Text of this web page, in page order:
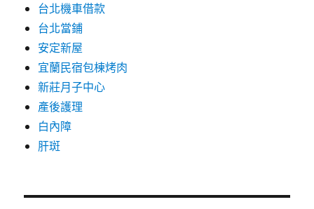
台北機車借款
台北當鋪
安定新屋
宜蘭民宿包棟烤肉
新莊月子中心
產後護理
白內障
肝斑